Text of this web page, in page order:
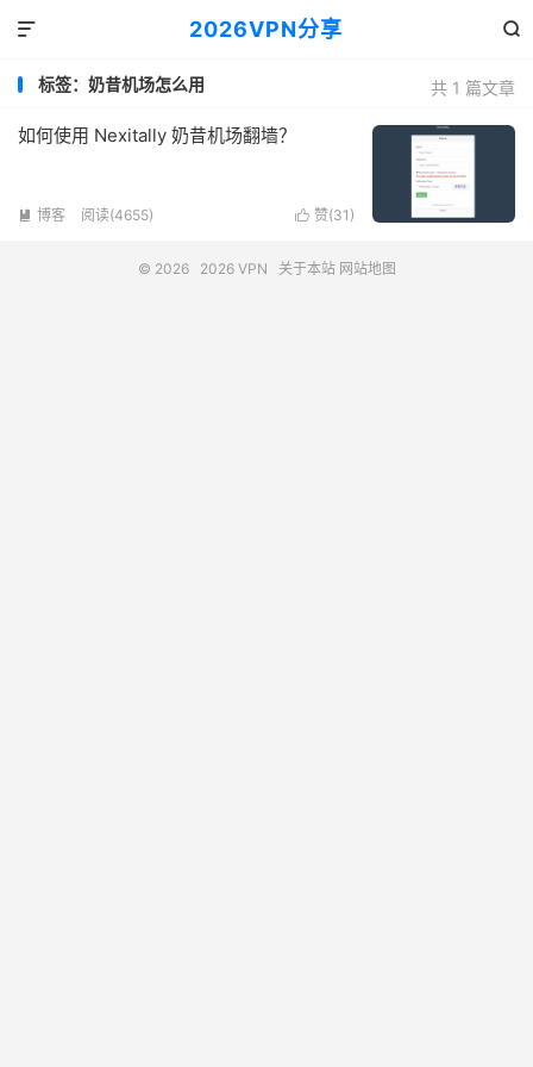
2026VPN分享 

共 1 篇文章
标签：奶昔机场怎么用
如何使用 Nexitally 奶昔机场翻墙？
 赞(31 )
 博客 阅读(4655)
© 2026 2026 VPN 关于本站 网站地图